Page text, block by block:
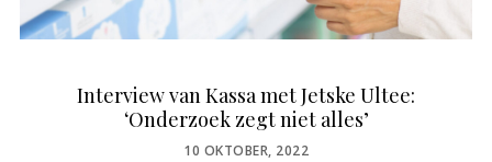
Interview van Kassa met Jetske Ultee:
‘Onderzoek zegt niet alles’
POSTED
10 OKTOBER, 2022